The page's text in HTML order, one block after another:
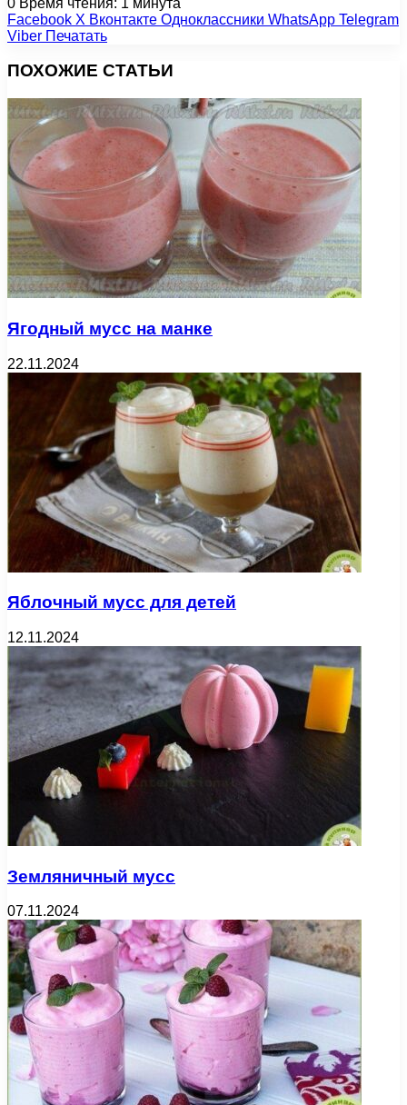
Facebook X Вконтакте Одноклассники WhatsApp Telegram
Viber Печатать
ПОХОЖИЕ СТАТЬИ
Ягодный мусс на манке
22.11.2024
Яблочный мусс для детей
12.11.2024
Земляничный мусс
07.11.2024